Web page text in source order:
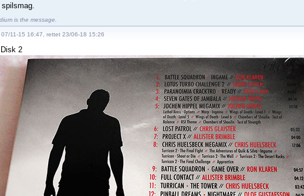
is the message.
07/11-15 16:47, rettet 23/06-18 15:26
Disk 2